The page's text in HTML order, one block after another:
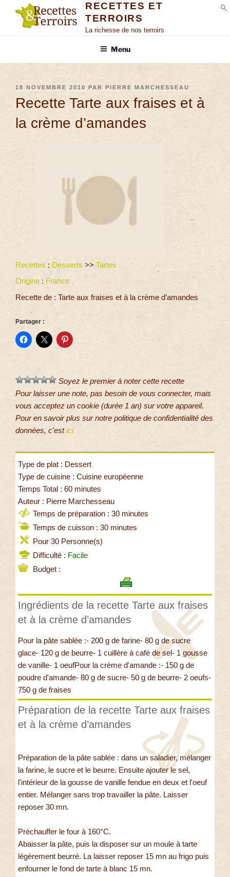
RECETTES ET
TERROIRS
La richesse de nos terroirs
Menu
18 NOVEMBRE 2010 PAR PIERRE MARCHESSEAU
Recette Tarte aux fraises et à
la crème d’amandes
Recettes : Desserts >> Tartes
Origine : France
Recette de : Tarte aux fraises et à la crème d’amandes
Partager :
Soyez le premier à noter cette recette
Pour laisser une note, pas besoin de vous connecter, mais
vous acceptez un cookie (durée 1 an) sur votre appareil.
Pour en savoir plus sur notre politique de confidentialité des
données, c'estici
Type de plat : Dessert
Type de cuisine : Cuisine européenne
Temps Total : 60 minutes
Auteur : Pierre Marchesseau
Temps de préparation : 30 minutes
Temps de cuisson : 30 minutes
Pour 30 Personne(s)
Difficulté : Facile
Budget :
Ingrédients de la recette Tarte aux fraises
et à la crème d’amandes
Pour la pâte sablée :- 200 g de farine- 80 g de sucre
glace- 120 g de beurre- 1 cuillère à café de sel- 1 gousse
de vanille- 1 oeufPour la crème d'amande :- 150 g de
poudre d'amande- 80 g de sucre- 50 g de beurre- 2 oeufs-
750 g de fraises
Préparation de la recette Tarte aux fraises
et à la crème d’amandes
Préparation de la pâte sablée : dans un saladier, mélanger
la farine, le sucre et le beurre. Ensuite ajouter le sel,
l'intérieur de la gousse de vanille fendue en deux et l'oeuf
entier. Mélanger sans trop travailler la pâte. Laisser
reposer 30 mn.
Préchauffer le four à 160°C.
Abaisser la pâte, puis la disposer sur un moule à tarte
légèrement beurré. La laisser reposer 15 mn au frigo puis
enfourner le fond de tarte à blanc 15 mn.